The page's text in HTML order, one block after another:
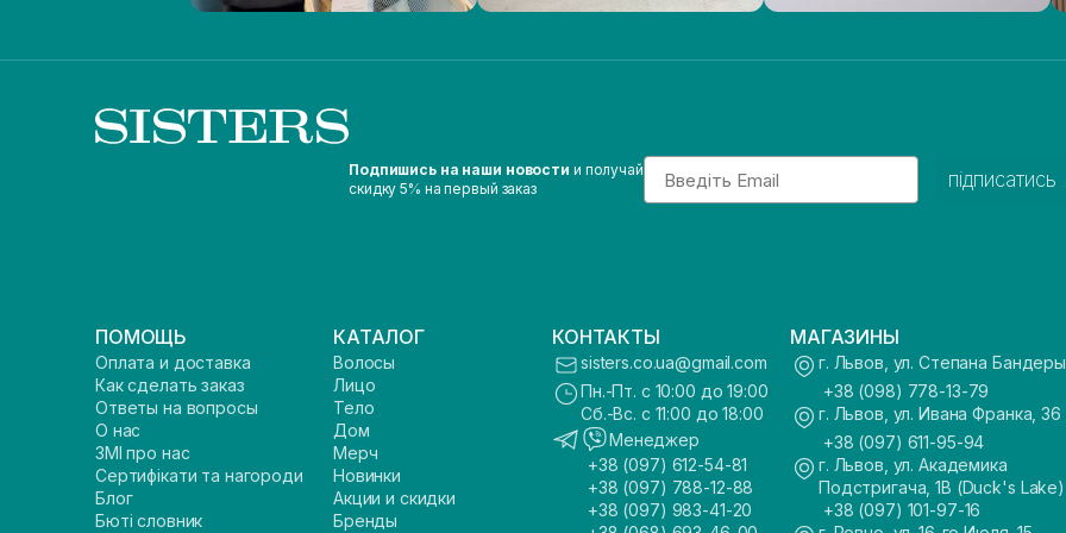
Подпишись на наши новости и получай
скидку 5% на первый заказ
Email
підписатись
ПОМОЩЬ
Оплата и доставка
Как сделать заказ
Ответы на вопросы
О нас
ЗМІ про нас
Сертифікати та нагороди
Блог
Бюті словник
КАТАЛОГ
Волосы
Лицо
Тело
Дом
Мерч
Новинки
Акции и скидки
Бренды
КОНТАКТЫ
sisters.co.ua@gmail.com
Пн.-Пт. с 10:00 до 19:00
Сб.-Вс. с 11:00 до 18:00
Менеджер
+38 (097) 612-54-81
+38 (097) 788-12-88
+38 (097) 983-41-20
МАГАЗИНЫ
г. Львов, ул. Степана
+38 (098) 778-13-79
г. Львов, ул. Ивана Франка, 36
+38 (097) 611-95-94
г. Львов, ул. Академика
Подстригача, 1В (Duck's Lake)
+38 (097) 101-97-16